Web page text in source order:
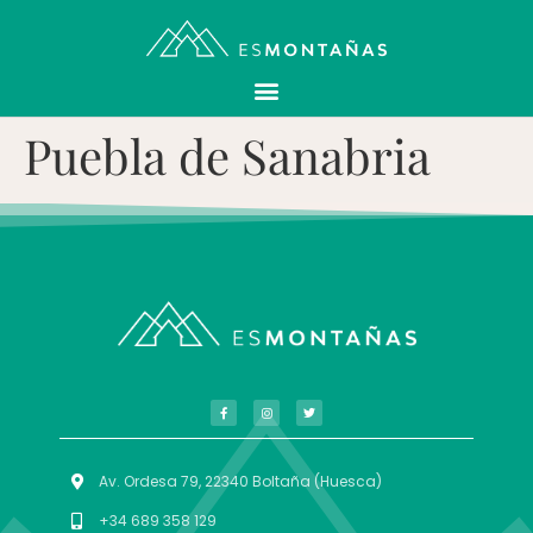
Puebla de Sanabria
Av. Ordesa 79, 22340 Boltaña (Huesca)
+34 689 358 129